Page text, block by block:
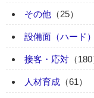
その他 （25）
設備面（ハード）
接客・応対 （180
人材育成 （61）